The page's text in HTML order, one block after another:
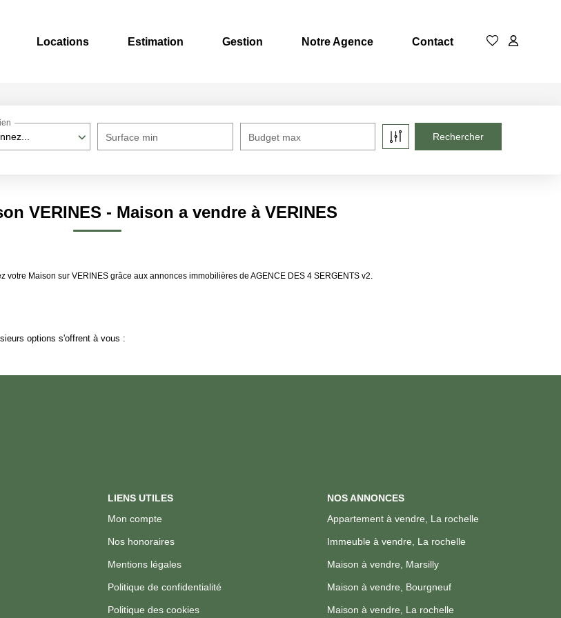
Locations Estimation Gestion Notre Agence Contact
Surface min Budget max
VERINES - Maison a vendre à VERINES
Maison sur VERINES grâce aux annonces immobilières de AGENCE DES 4 SERGENTS v2.
options s'offrent à vous :
LIENS UTILES
Mon compte
Nos honoraires
Mentions légales
Politique de confidentialité
Politique des cookies
NOS ANNONCES
Appartement à vendre, La rochelle
Immeuble à vendre, La rochelle
Maison à vendre, Marsilly
Maison à vendre, Bourgneuf
Maison à vendre, La rochelle